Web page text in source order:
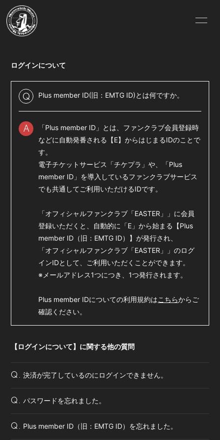
SCHEDULE
VIDEO DISCOGRAPHY
PHOTO CONTACT
BLOG RADIO
会員登録 ログイン
ログインについて
Q Plus member ID(旧：EMTG ID)とは何ですか。
A
「Plus member ID」とは、ファンクラブ会員登録時
などに自動発番される【E】からはじまるIDのことで
す。
電子チケットサービス「チケプラ 」や、「Plus
member ID」を導入しているファンクラブサービス
でも共通してご利用いただけるIDです。
「オフィシャルファンクラブ「EASTER」」に会員
登録いただくと、自動的に「E」から始まる【Plus
member ID（旧：EMTG ID）】が発行され、
「オフィシャルファンクラブ「EASTER」」のログ
インIDとして、ご利用いただくことができます。
※メールアドレス1つにつき、1つ発行されます。
Plus member IDについての利用規約はこちらからご
確認ください。
【ログインについて】に関する他の質問
Q. 決済が完了しているのにログインできません。
Q. パスワードを忘れました。
Q. Plus member ID（旧：EMTG ID）を忘れました。